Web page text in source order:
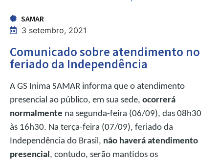
SAMAR
3 setembro, 2021
Comunicado sobre atendimento no
feriado da Independência
A GS Inima SAMAR informa que o atendimento
presencial ao público, em sua sede, ocorrerá
normalmente na segunda-feira (06/09), das 08h30
às 16h30. Na terça-feira (07/09), feriado da
Independência do Brasil, não haverá atendimento
presencial, contudo, serão mantidos os